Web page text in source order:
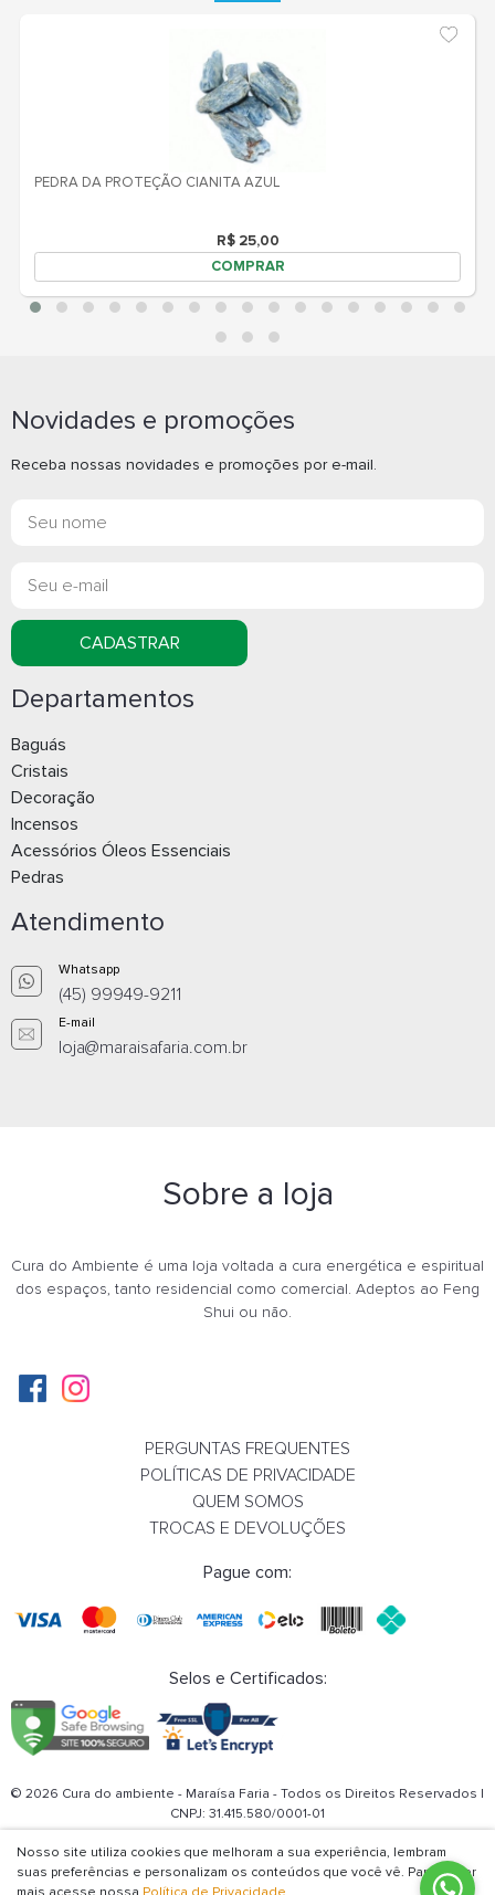
PEDRA DA PROTEÇÃO CIANITA AZUL
R$ 25,00
COMPRAR
Novidades e promoções
Receba nossas novidades e promoções por e-mail.
CADASTRAR
Departamentos
Baguás
Cristais
Decoração
Incensos
Acessórios Óleos Essenciais
Pedras
Atendimento
Whatsapp
(45) 99949-9211
E-mail
loja@maraisafaria.com.br
Sobre a loja
Cura do Ambiente é uma loja voltada a cura energética e espiritual
dos espaços, tanto residencial como comercial. Adeptos ao Feng
Shui ou não.
PERGUNTAS FREQUENTES
POLÍTICAS DE PRIVACIDADE
QUEM SOMOS
TROCAS E DEVOLUÇÕES
Pague com:
Selos e Certificados:
© 2026 Cura do ambiente - Maraísa Faria - Todos os Direitos Reservados |
CNPJ: 31.415.580/0001-01
Nosso site utiliza cookies que melhoram a sua experiência, lembram
suas preferências e personalizam os conteúdos que você vê. Para saber